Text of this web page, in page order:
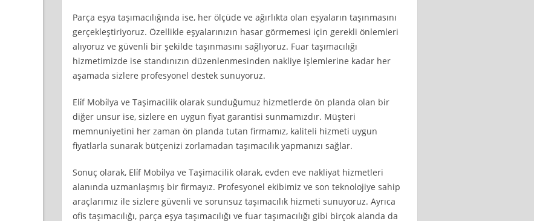
Parça eşya taşımacılığında ise, her ölçüde ve ağırlıkta olan eşyaların taşınmasını
gerçekleştiriyoruz. Özellikle eşyalarınızın hasar görmemesi için gerekli önlemleri
alıyoruz ve güvenli bir şekilde taşınmasını sağlıyoruz. Fuar taşımacılığı
hizmetimizde ise standınızın düzenlenmesinden nakliye işlemlerine kadar her
aşamada sizlere profesyonel destek sunuyoruz.
Eli̇f Mobi̇lya ve Taşimacilik olarak sunduğumuz hizmetlerde ön planda olan bir
diğer unsur ise, sizlere en uygun fiyat garantisi sunmamızdır. Müşteri
memnuniyetini her zaman ön planda tutan firmamız, kaliteli hizmeti uygun
fiyatlarla sunarak bütçenizi zorlamadan taşımacılık yapmanızı sağlar.
Sonuç olarak, Eli̇f Mobi̇lya ve Taşimacilik olarak, evden eve nakliyat hizmetleri
alanında uzmanlaşmış bir firmayız. Profesyonel ekibimiz ve son teknolojiye sahip
araçlarımız ile sizlere güvenli ve sorunsuz taşımacılık hizmeti sunuyoruz. Ayrıca
ofis taşımacılığı, parça eşya taşımacılığı ve fuar taşımacılığı gibi birçok alanda da